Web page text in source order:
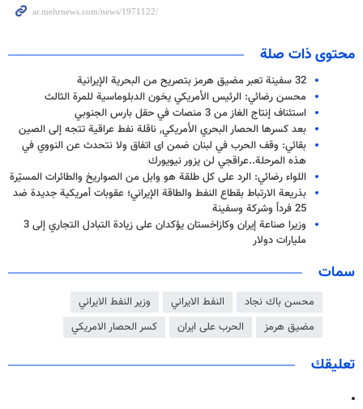
محتوى ذات صلة
32 سفينة تعبر مضيق هرمز بتصريح من البحرية الإيرانية
محسن رضائي: الرئيس الأمريكي يخون الدبلوماسية للمرة الثالث
استئناف إنتاج الغاز من 3 منصات في حقل بارس الجنوبي
بعد كسرها الحصار البحري الأمريكي, ناقلة نفط عراقية تتجه إلى الصين
بقائي: وقف الحرب في لبنان ضمن اى اتفاق ولا نتحدث عن النووي في
هذه المرحلة..عراقجي لن يزور نيويورك
اللواء رضائي: الرد على كل طلقة هو وابل من الصواريخ والطائرات المسيّرة
بذريعة الارتباط بقطاع النفط والطاقة الإيراني؛ عقوبات أمريكية جديدة ضد
25 فرداً وشركة وسفينة
وزيرا صناعة إيران وكازاخستان يؤكدان على زيادة التبادل التجاري إلى 3
مليارات دولار
سمات
محسن باك نجاد النفط الايراني
وزير النفط الايراني
مضيق هرمز
الحرب على ايران كسر الحصار الامريكي
تعليقك